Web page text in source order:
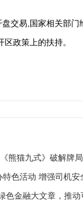
交易,国家相关部
政策上的扶持。
熊猫九式》破解牌
色活动 增强司机安
色金融大文章，推动